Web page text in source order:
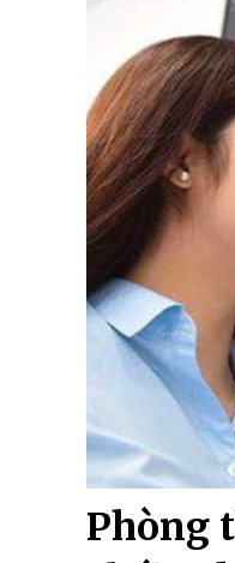
Phòng